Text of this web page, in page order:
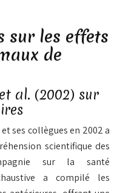
sur les effets
de
al. (2002) sur
ses collègues en 2002 a
scientifique des
sur la santé
a compilé les